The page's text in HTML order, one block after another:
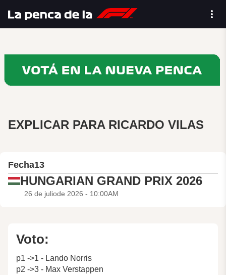
EXPLICAR PARA RICARDO VILAS
Fecha13
HUNGARIAN GRAND PRIX 2026
26 de juliode 2026 - 10:00AM
Voto:
p1 ->1 - Lando Norris
p2 ->3 - Max Verstappen